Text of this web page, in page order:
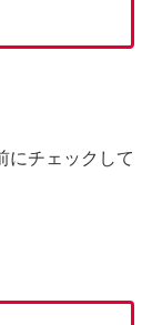
にチェックして